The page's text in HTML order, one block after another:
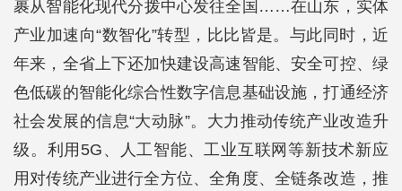
裹从智能化现代分拨中心发往全国……在山东，实体
产业加速向“数智化”转型，比比皆是。与此同时，近
年来，全省上下还加快建设高速智能、安全可控、绿
色低碳的智能化综合性数字信息基础设施，打通经济
社会发展的信息“大动脉”。大力推动传统产业改造升
级。利用5G、人工智能、工业互联网等新技术新应
用对传统产业进行全方位、全角度、全链条改造，推